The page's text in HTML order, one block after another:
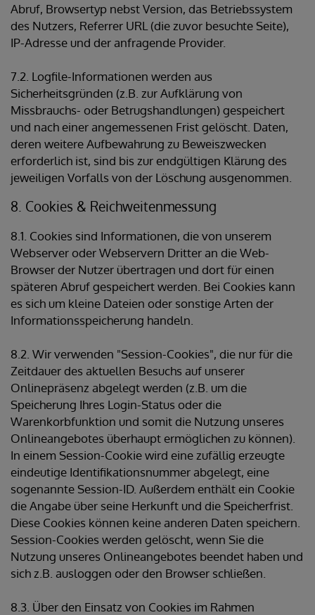
Abruf, Browsertyp nebst Version, das Betriebssystem
des Nutzers, Referrer URL (die zuvor besuchte Seite),
IP-Adresse und der anfragende Provider.
7.2. Logfile-Informationen werden aus
Sicherheitsgründen (z.B. zur Aufklärung von
Missbrauchs- oder Betrugshandlungen) gespeichert
und nach einer angemessenen Frist gelöscht. Daten,
deren weitere Aufbewahrung zu Beweiszwecken
erforderlich ist, sind bis zur endgültigen Klärung des
jeweiligen Vorfalls von der Löschung ausgenommen.
8. Cookies & Reichweitenmessung
8.1. Cookies sind Informationen, die von unserem
Webserver oder Webservern Dritter an die Web-
Browser der Nutzer übertragen und dort für einen
späteren Abruf gespeichert werden. Bei Cookies kann
es sich um kleine Dateien oder sonstige Arten der
Informationsspeicherung handeln.
8.2. Wir verwenden "Session-Cookies", die nur für die
Zeitdauer des aktuellen Besuchs auf unserer
Onlinepräsenz abgelegt werden (z.B. um die
Speicherung Ihres Login-Status oder die
Warenkorbfunktion und somit die Nutzung unseres
Onlineangebotes überhaupt ermöglichen zu können).
In einem Session-Cookie wird eine zufällig erzeugte
eindeutige Identifikationsnummer abgelegt, eine
sogenannte Session-ID. Außerdem enthält ein Cookie
die Angabe über seine Herkunft und die Speicherfrist.
Diese Cookies können keine anderen Daten speichern.
Session-Cookies werden gelöscht, wenn Sie die
Nutzung unseres Onlineangebotes beendet haben und
sich z.B. ausloggen oder den Browser schließen.
8.3. Über den Einsatz von Cookies im Rahmen